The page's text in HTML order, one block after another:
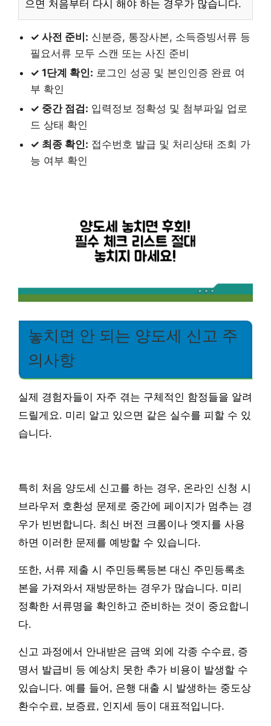
으면 처음부터 다시 해야 하는 경우가 많습니다.
✓ 사전 준비: 신분증, 통장사본, 소득증빙서류 등
필요서류 모두 스캔 또는 사진 준비
✓ 1단계 확인: 로그인 성공 및 본인인증 완료 여
부 확인
✓ 중간 점검: 입력정보 정확성 및 첨부파일 업로
드 상태 확인
✓ 최종 확인: 접수번호 발급 및 처리상태 조회 가
능 여부 확인
놓치면 안 되는 양도세 신고 주
의사항
실제 경험자들이 자주 겪는 구체적인 함정들을 알려
드릴게요. 미리 알고 있으면 같은 실수를 피할 수 있
습니다.
특히 처음 양도세 신고를 하는 경우, 온라인 신청 시
브라우저 호환성 문제로 중간에 페이지가 멈추는 경
우가 빈번합니다. 최신 버전 크롬이나 엣지를 사용
하면 이러한 문제를 예방할 수 있습니다.
또한, 서류 제출 시 주민등록등본 대신 주민등록초
본을 가져와서 재방문하는 경우가 많습니다. 미리
정확한 서류명을 확인하고 준비하는 것이 중요합니
다.
신고 과정에서 안내받은 금액 외에 각종 수수료, 증
명서 발급비 등 예상치 못한 추가 비용이 발생할 수
있습니다. 예를 들어, 은행 대출 시 발생하는 중도상
환수수료, 보증료, 인지세 등이 대표적입니다.